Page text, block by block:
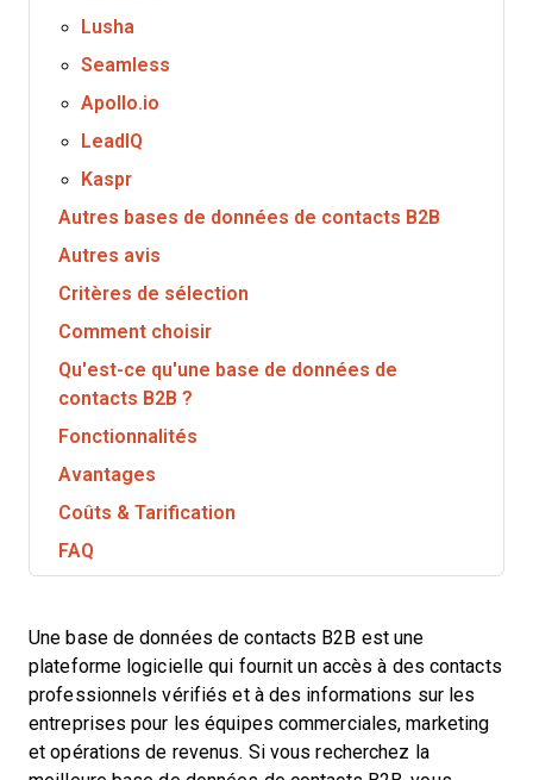
Lusha
Seamless
Apollo.io
LeadIQ
Kaspr
Autres bases de données de contacts B2B
Autres avis
Critères de sélection
Comment choisir
Qu'est-ce qu'une base de données de
contacts B2B ?
Fonctionnalités
Avantages
Coûts & Tarification
FAQ
Une base de données de contacts B2B est une
plateforme logicielle qui fournit un accès à des contacts
professionnels vérifiés et à des informations sur les
entreprises pour les équipes commerciales, marketing
et opérations de revenus. Si vous recherchez la